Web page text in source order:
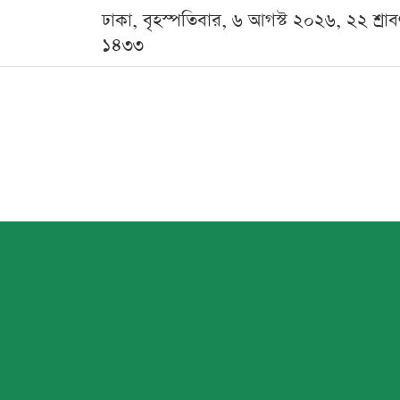
ঢাকা, বৃহস্পতিবার, ৬ আগস্ট ২০২৬, ২২
১৪৩৩